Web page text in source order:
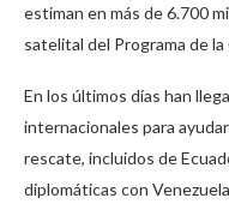
estiman en más de 6.700
satelital del Programa de
En los últimos días han
internacionales para
rescate, incluidos de
diplomáticas con